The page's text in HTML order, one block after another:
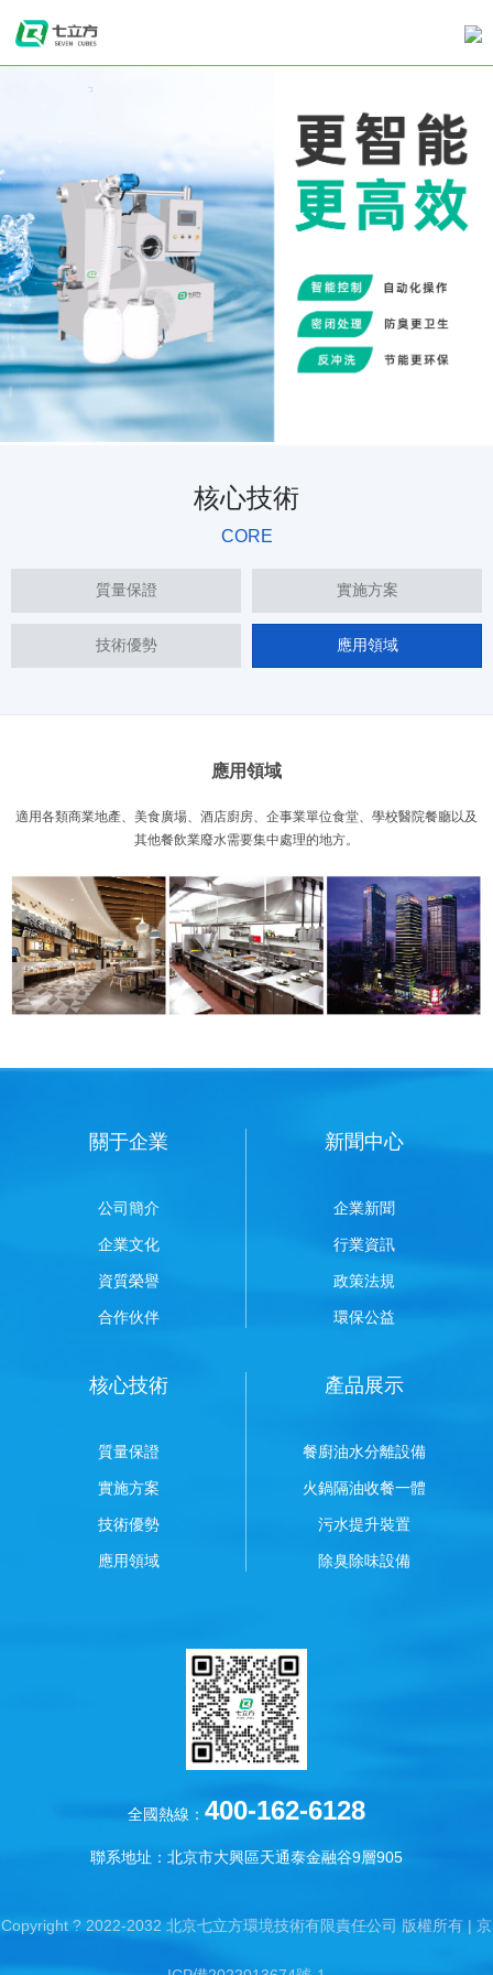
核心技術
CORE
質量保證 實施方案
技術優勢 應用領域
應用領域
適用各類商業地產、美食廣場、酒店廚房、企事業單位食堂、學校醫院餐廳以及
其他餐飲業廢水需要集中處理的地方。
關于企業
公司簡介
企業文化
資質榮譽
合作伙伴
新聞中心
企業新聞
行業資訊
政策法規
環保公益
核心技術
質量保證
實施方案
技術優勢
應用領域
產品展示
餐廚油水分離設備
火鍋隔油收餐一體
污水提升裝置
除臭除味設備
全國熱線： 400-162-6128
聯系地址：北京市大興區天通泰金融谷9層905
Copyright ? 2022-2032 北京七立方環境技術有限責任公司 版權所有 | 京